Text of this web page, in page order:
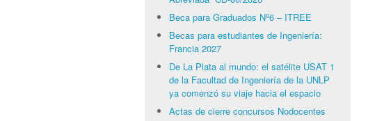
Beca para Graduados Nº6 – ITREE
Becas para estudiantes de Ingeniería:
Francia 2027
De La Plata al mundo: el satélite USAT 1
de la Facultad de Ingeniería de la UNLP
ya comenzó su viaje hacia el espacio
Actas de cierre concursos Nodocentes